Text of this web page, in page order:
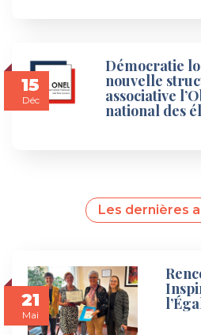
15
Déc
Démocratie
nouvelle
associative
national des
Les dernières
21
Mai